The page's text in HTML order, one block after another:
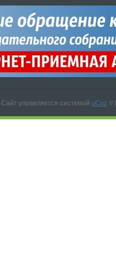
Сайт управляется системой uCoz //